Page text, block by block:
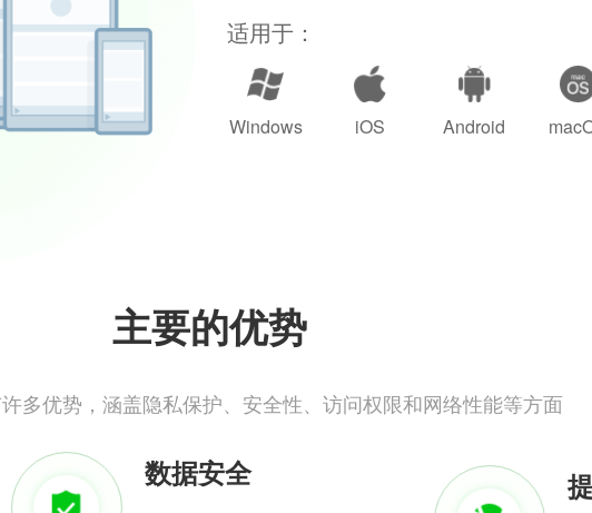
适用于：
Windows iOS Android
主要的优势
多优势，涵盖隐私保护、安全性、访问权限和网络性能等方面
数据安全